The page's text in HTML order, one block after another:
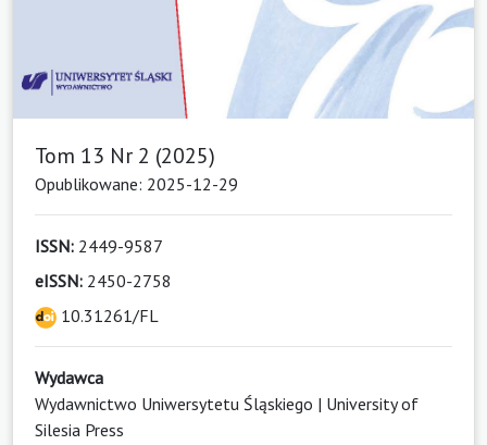
Tom 13 Nr 2 (2025)
Opublikowane: 2025-12-29
ISSN: 2449-9587
eISSN: 2450-2758
10.31261/FL
Wydawca
Wydawnictwo Uniwersytetu Śląskiego | University of
Silesia Press